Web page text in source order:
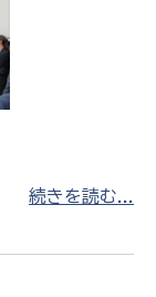
続きを読む...